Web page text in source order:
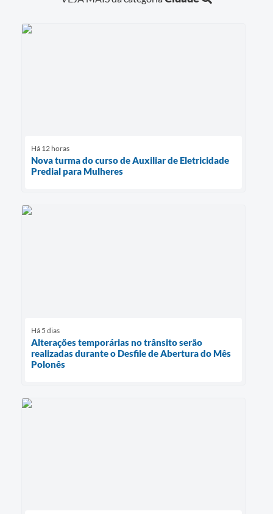
Há 12 horas
Nova turma do curso de Auxiliar de Eletricidade
Predial para Mulheres
Há 5 dias
Alterações temporárias no trânsito serão
realizadas durante o Desfile de Abertura do Mês
Polonês